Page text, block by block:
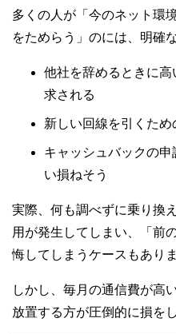
多くの人が「今のネット環
をためらう」のには、明確
他社を辞めるときに
求される
新しい回線を引くた
キャッシュバックの
い損ねそう
実際、何も調べずに乗り換
用が発生してしまい、「前
悔してしまうケースもありま
しかし、毎月の通信費が高
放置する方が圧倒的に損を